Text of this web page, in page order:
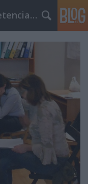
Artemisszió Alapítvány Kompetencia Központ